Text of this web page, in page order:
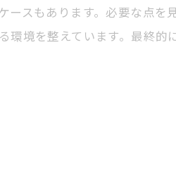
スもあります。必要な点
境を整えています。最終